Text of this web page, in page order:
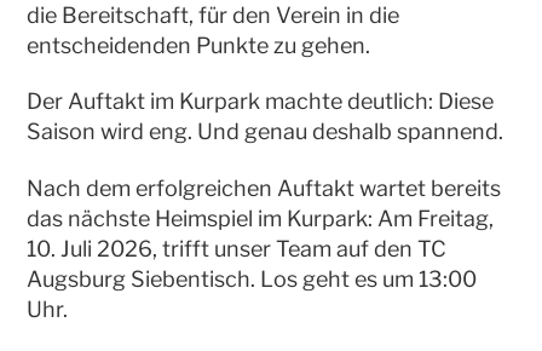
die Bereitschaft, für den Verein in die
entscheidenden Punkte zu gehen.
Der Auftakt im Kurpark machte deutlich: Diese
Saison wird eng. Und genau deshalb spannend.
Nach dem erfolgreichen Auftakt wartet bereits
das nächste Heimspiel im Kurpark: Am Freitag,
10. Juli 2026, trifft unser Team auf den TC
Augsburg Siebentisch. Los geht es um 13:00
Uhr.